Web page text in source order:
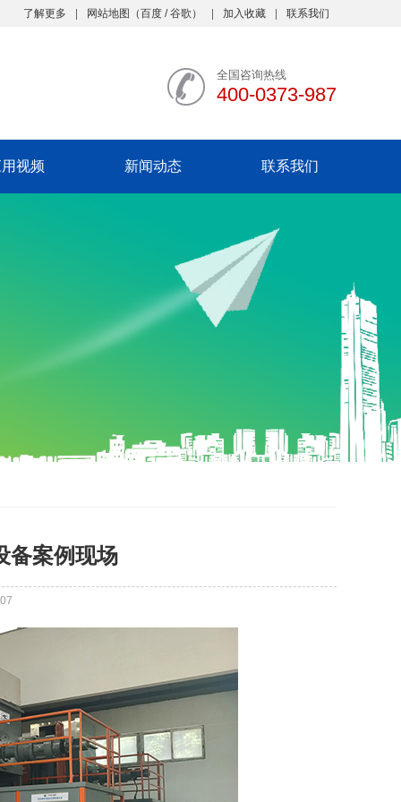
了解更多 网站地图 （百度 /谷歌 ） 加入收藏 联系我们
全国咨询热线
400-0373-987
视频 新闻动态 联系我们
备案例现场